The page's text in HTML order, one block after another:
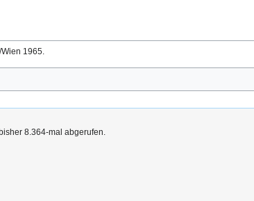
1965.
8.364-mal abgerufen.